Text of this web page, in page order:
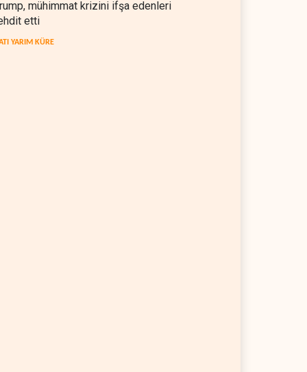
mühimmat krizini ifşa edenleri
etti
YARIM KÜRE